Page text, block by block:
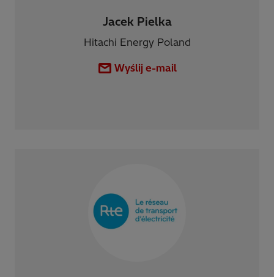
Jacek Pielka
Hitachi Energy Poland
Wyślij e-mail